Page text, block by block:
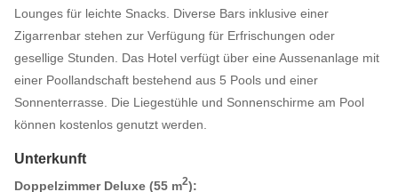
Lounges für leichte Snacks. Diverse Bars inklusive einer
Zigarrenbar stehen zur Verfügung für Erfrischungen oder
gesellige Stunden. Das Hotel verfügt über eine Aussenanlage mit
einer Poollandschaft bestehend aus 5 Pools und einer
Sonnenterrasse. Die Liegestühle und Sonnenschirme am Pool
können kostenlos genutzt werden.
Unterkunft
Doppelzimmer Deluxe (55 m2):